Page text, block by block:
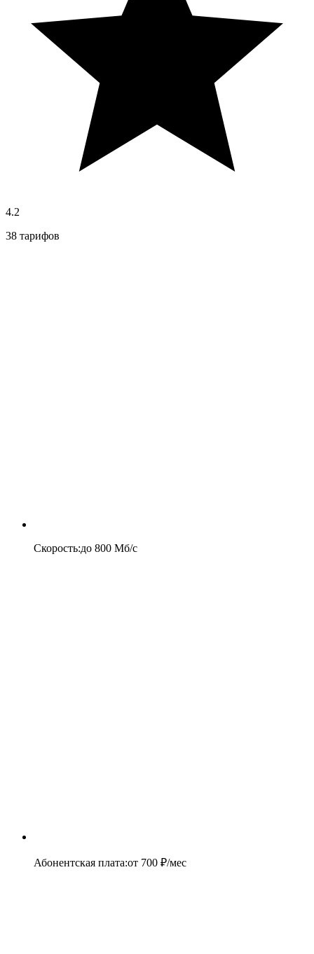
4.2
38 тарифов
Скорость:до 800 Мб/c
Абонентская плата:от 700 ₽/мес